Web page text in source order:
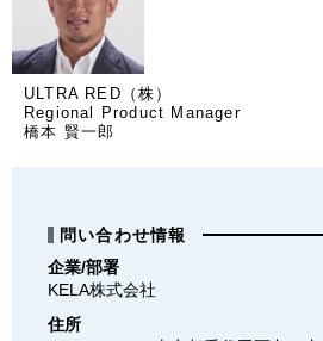
ULTRA RED（株）
Regional Product Manager
橋本 賢一郎
問い合わせ情報
企業/部署
KELA株式会社
住所